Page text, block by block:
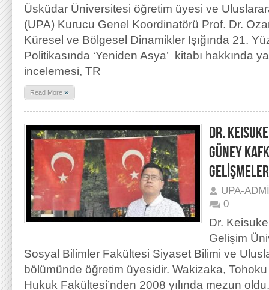
Üsküdar Üniversitesi öğretim üyesi ve
(UPA) Kurucu Genel Koordinatörü Prof. Dr.
Küresel ve Bölgesel Dinamikler Işığında 21.
Politikasında ‘Yeniden Asya’ kitabı hakkında
incelemesi, TR
Read More »
DR.
GÜNEY
GELİŞMELER
UPA-
0
Dr.
Gelişim
Sosyal Bilimler Fakültesi Siyaset Bilimi ve
bölümünde öğretim üyesidir. Wakizaka,
Hukuk Fakültesi’nden 2008 yılında mezun